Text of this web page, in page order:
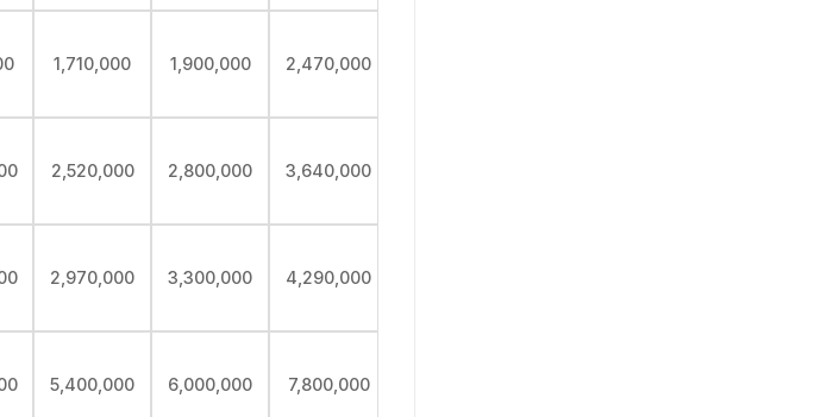
1,710,000 1,900,000 2,470,000
2,520,000 2,800,000 3,640,000
2,970,000 3,300,000 4,290,000
5,400,000 6,000,000 7,800,000